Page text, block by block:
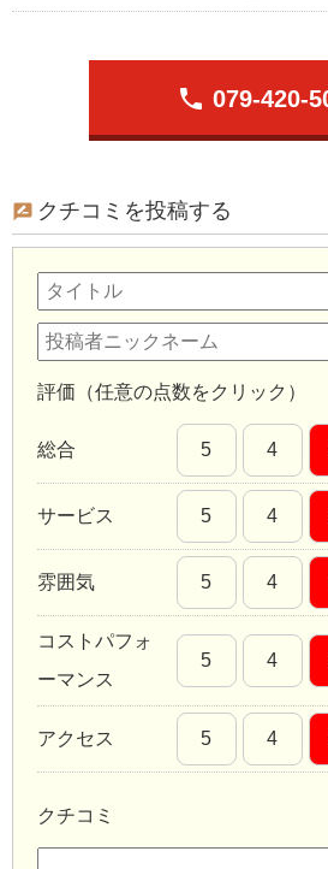
phone 079-420-
クチコミを投稿する
評価（任意の点数をクリック）
総合 5 4
サービス 5 4
雰囲気 5 4
コストパフォ
ーマンス
5 4
アクセス 5 4
クチコミ